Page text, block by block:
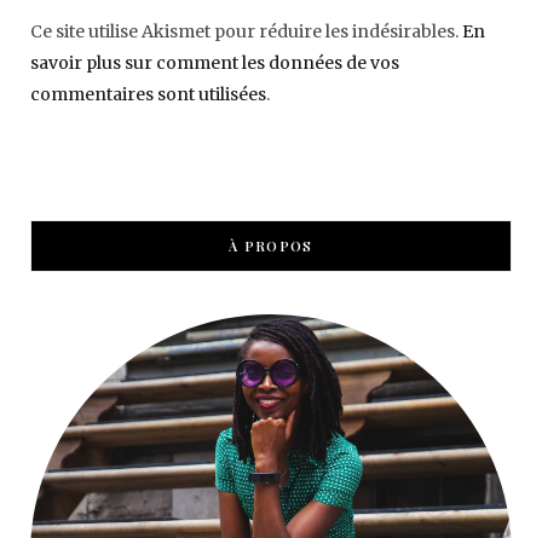
Ce site utilise Akismet pour réduire les indésirables.En
savoir plus sur comment les données de vos
commentaires sont utilisées.
À PROPOS